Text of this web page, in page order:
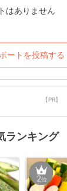
はありません
ートを投稿する
【PR】
ランキング
2位